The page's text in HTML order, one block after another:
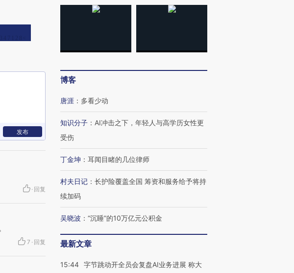
发布
· 回复
7 · 回复
博客
唐涯 ： 多看少动
知识分子 ： AI冲击之下，年轻人与高学历女性更
受伤
丁金坤 ： 耳闻目睹的几位律师
村夫日记 ： 长护险覆盖全国 筹资和服务给予将持
续加码
吴晓波 ： “沉睡”的10万亿元公积金
最新文章
15:44 字节跳动开全员会复盘AI业务进展 称大